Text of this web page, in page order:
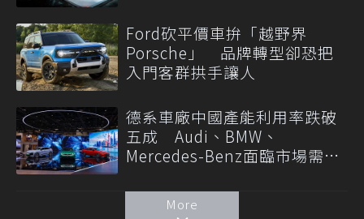
Ford砍平價車拚「越野界
Porsche」 品牌轉型卻恐把
入門客群拱手讓人
德系車廠中國產能利用率跌破
五成 Audi、BMW、
Mercedes-Benz面臨市場需求
More